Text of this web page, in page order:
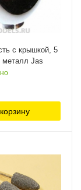
с крышкой, 5
металл Jas